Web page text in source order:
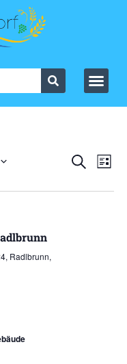
SucheList
Radlbrunn,